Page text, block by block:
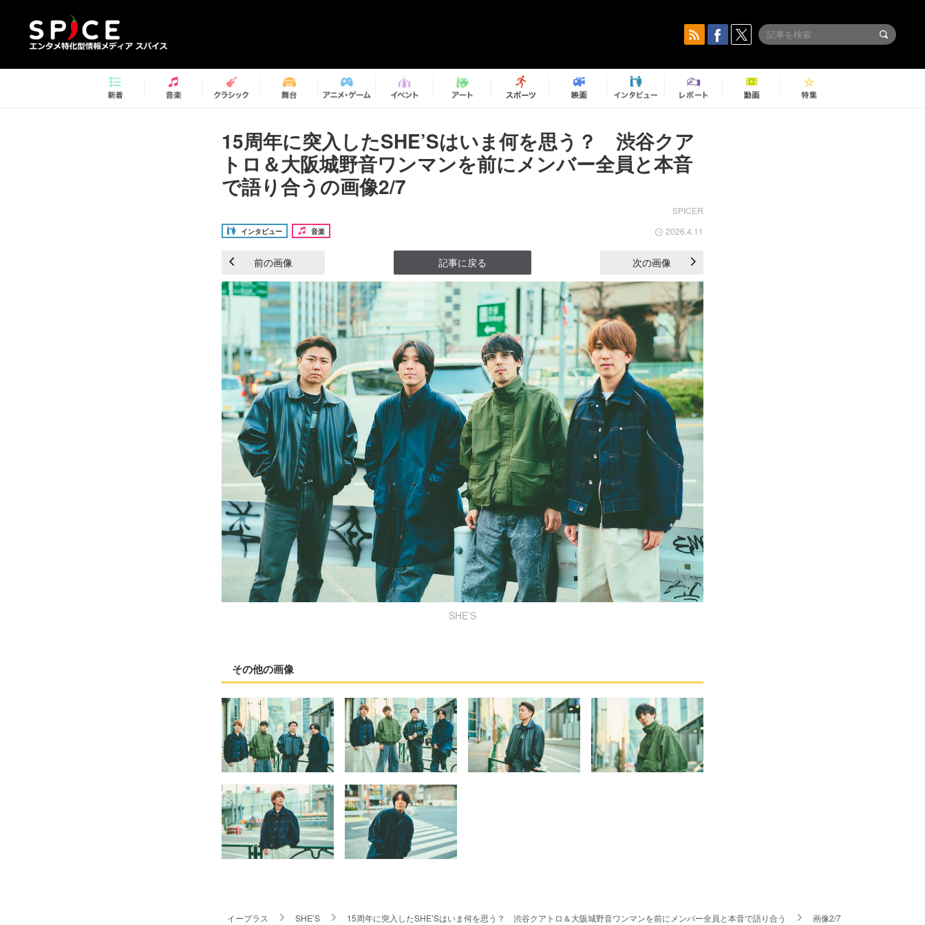
15周年に突入したSHE’Sはいま何を思う？ 渋谷クア
トロ＆大阪城野音ワンマンを前にメンバー全員と本音
で語り合うの画像2/7
SPICER
インタビュー 音楽 2026.4.11
前の画像 記事に戻る 次の画像
SHE’S
その他の画像
イープラス SHE’S 15周年に突入したSHE’Sはいま何を思う？ 渋谷クアトロ＆大阪城野音ワンマンを前にメンバー全員と本音で語り合う 画像2/7